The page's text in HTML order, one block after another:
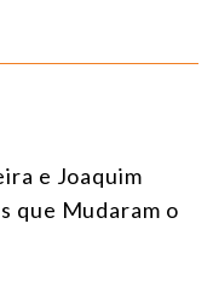
e Joaquim
que Mudaram o